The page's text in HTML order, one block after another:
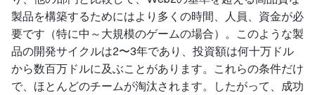
製品を構築するためにはより多くの時間、人員、資金が必
要です（特に中～大規模のゲームの場合）。このような製
品の開発サイクルは2〜3年であり、投資額は何十万ドル
から数百万ドルに及ぶことがあります。これらの条件だけ
で、ほとんどのチームが淘汰されます。したがって、成功